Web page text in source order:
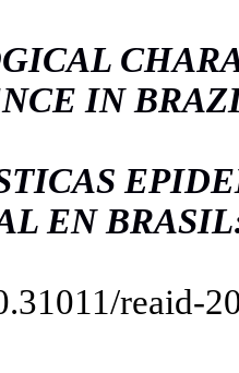
IN
EN
reaid-